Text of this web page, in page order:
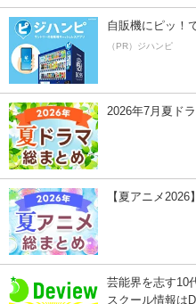
自販機にピッ！
（PR）ジハンピ
2026年7月夏ド
【夏アニメ
芸能界を志す10
スクール情報は